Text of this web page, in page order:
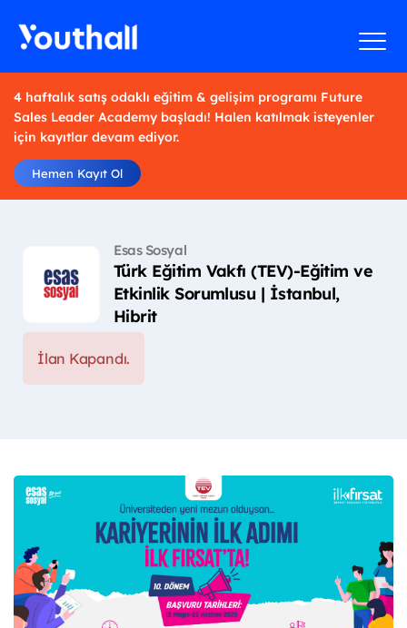
4 haftalık satış odaklı eğitim & gelişim programı Future
Sales Leader Academy başladı! Halen katılmak isteyenler
için kayıtlar devam ediyor.
Hemen Kayıt Ol
Esas Sosyal
Türk Eğitim Vakfı (TEV)-Eğitim ve
Etkinlik Sorumlusu | İstanbul,
Hibrit
İlan Kapandı.